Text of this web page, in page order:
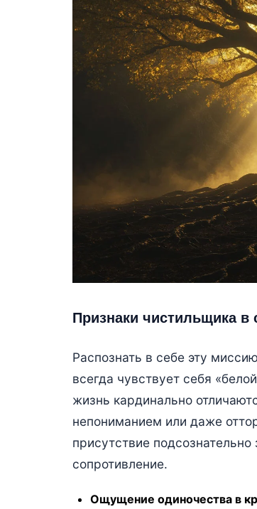
Признаки чистильщика в
Распознать в себе эту
всегда чувствует себя
жизнь кардинально
непониманием или даже
присутствие
сопротивление.
Ощущение одиночества в